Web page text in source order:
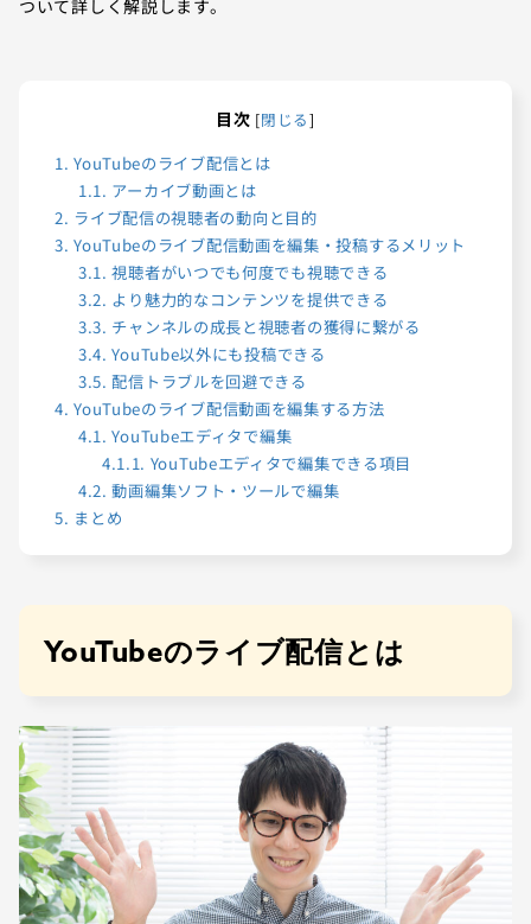
ついて詳しく解説します。
目次 [閉じる]
1. YouTubeのライブ配信とは
1.1. アーカイブ動画とは
2. ライブ配信の視聴者の動向と目的
3. YouTubeのライブ配信動画を編集・投稿するメリット
3.1. 視聴者がいつでも何度でも視聴できる
3.2. より魅力的なコンテンツを提供できる
3.3. チャンネルの成長と視聴者の獲得に繋がる
3.4. YouTube以外にも投稿できる
3.5. 配信トラブルを回避できる
4. YouTubeのライブ配信動画を編集する方法
4.1. YouTubeエディタで編集
4.1.1. YouTubeエディタで編集できる項目
4.2. 動画編集ソフト・ツールで編集
5. まとめ
YouTubeのライブ配信とは